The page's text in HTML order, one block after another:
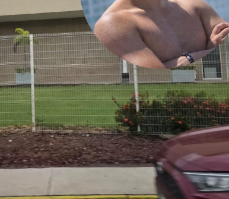
Su Combate Al CJNG Con Nuevos Cargos Y Objetivos
Colmenares Márquez, Desaparecido En Puerto Vallarta
Sustento Legal De Las Descargas Residuales Al Mar
Emergencia Ambiental Por Incendios Históricos
Estadio De Tritones Vallarta; Será Financiado Por Privados
Taxis En Puerto Vallarta, ¿para Quiénes Aplica Y Cómo
Tras Explosión De Una Pipa En Tlaquepaque (VIDEO)
De La Cuarta Transformación A Puerto Vallarta Y
Verde En El Estero El Salado Por Su 26 Aniversario
Los PriceAgencies Awards 2026 En Ciudad De México
Gratuita En Puerto Vallarta Para Emprendedores Y
Integrar La Planilla Del PAN Vallarta Para El 2027